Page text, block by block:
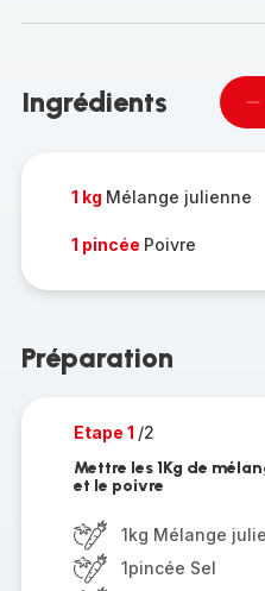
Ingrédients
1 kg Mélange julienne
1 pincée Poivre
Préparation
Etape 1 /2
Mettre les 1Kg de
et le poivre
1kg Mélange
1pincée Sel